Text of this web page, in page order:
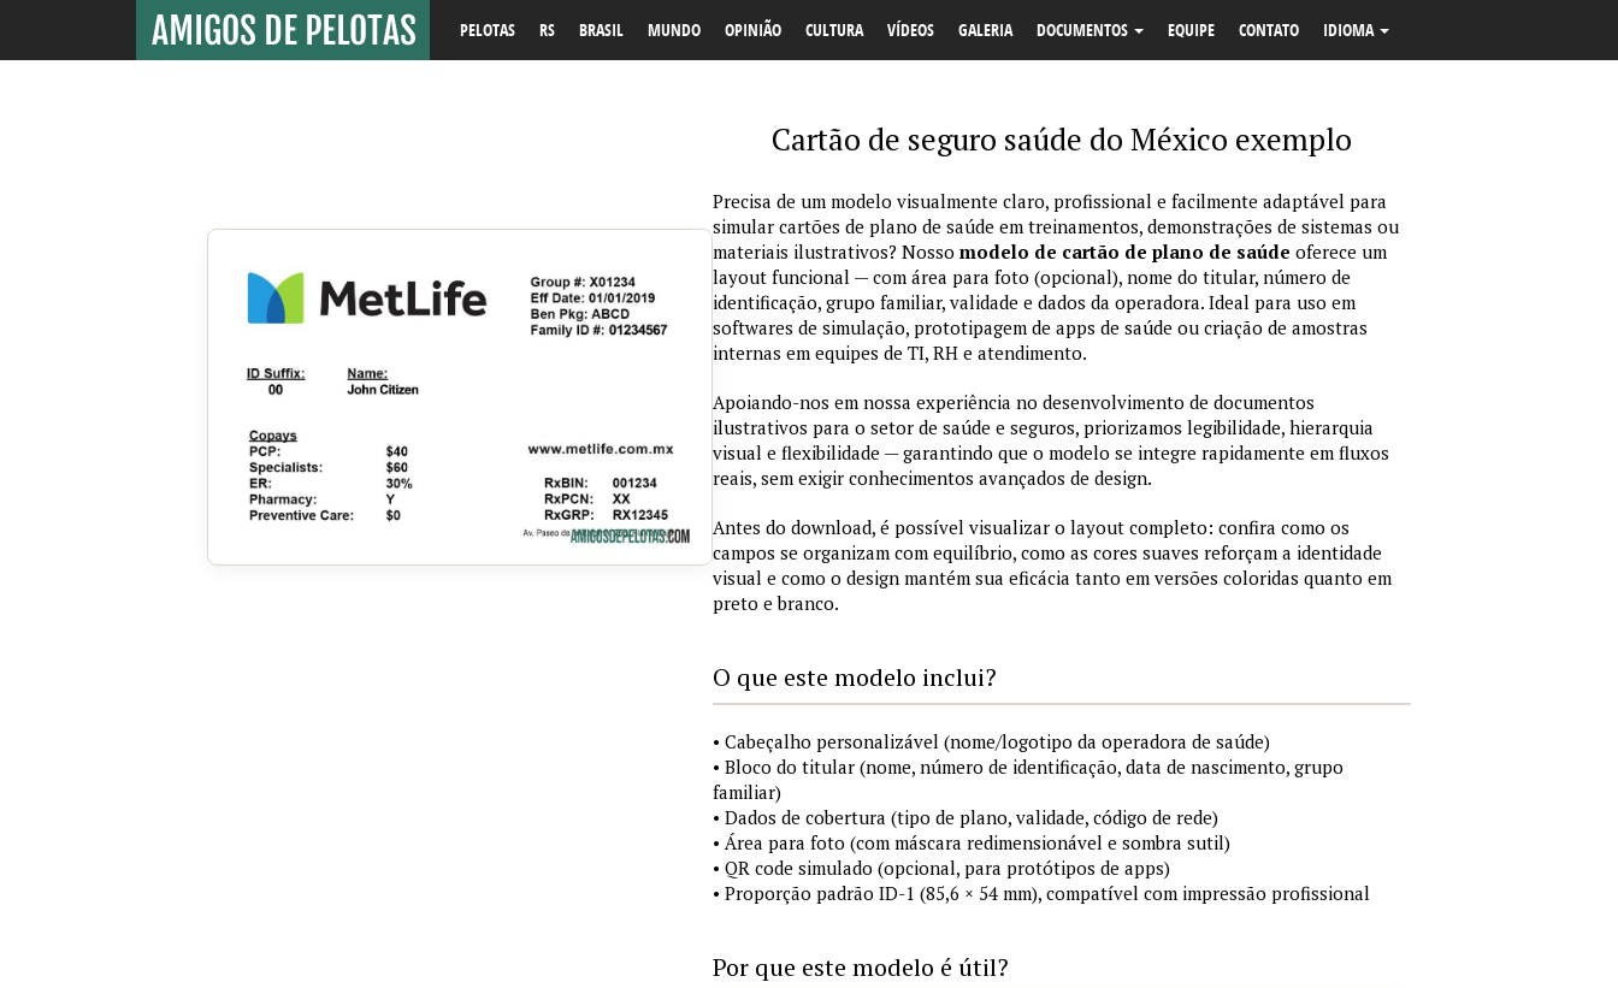
PELOTAS RS BRASIL MUNDO OPINIÃO CULTURA VÍDEOS GALERIA DOCUMENTOS EQUIPE CONTATO IDIOMA
Cartão de seguro saúde do México exemplo
Precisa de um modelo visualmente claro, profissional e facilmente adaptável para
simular cartões de plano de saúde em treinamentos, demonstrações de sistemas ou
materiais ilustrativos? Nosso modelo de cartão de plano de saúde oferece um
layout funcional — com área para foto (opcional), nome do titular, número de
identificação, grupo familiar, validade e dados da operadora. Ideal para uso em
softwares de simulação, prototipagem de apps de saúde ou criação de amostras
internas em equipes de TI, RH e atendimento.
Apoiando-nos em nossa experiência no desenvolvimento de documentos
ilustrativos para o setor de saúde e seguros, priorizamos legibilidade, hierarquia
visual e flexibilidade — garantindo que o modelo se integre rapidamente em fluxos
reais, sem exigir conhecimentos avançados de design.
Antes do download, é possível visualizar o layout completo: confira como os
campos se organizam com equilíbrio, como as cores suaves reforçam a identidade
visual e como o design mantém sua eficácia tanto em versões coloridas quanto em
preto e branco.
O que este modelo inclui?
• Cabeçalho personalizável (nome/logotipo da operadora de saúde)
• Bloco do titular (nome, número de identificação, data de nascimento, grupo
familiar)
• Dados de cobertura (tipo de plano, validade, código de rede)
• Área para foto (com máscara redimensionável e sombra sutil)
• QR code simulado (opcional, para protótipos de apps)
• Proporção padrão ID-1 (85,6 × 54 mm), compatível com impressão profissional
Por que este modelo é útil?